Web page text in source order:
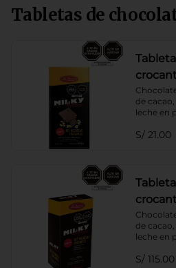
Tabletas de
de
leche en
S/ 21.00
de
leche en
S/ 115.00